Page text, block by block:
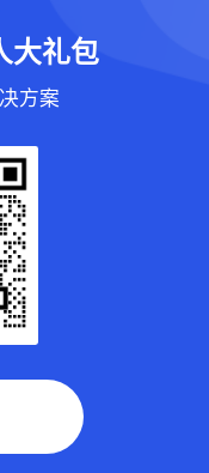
大礼包
方案